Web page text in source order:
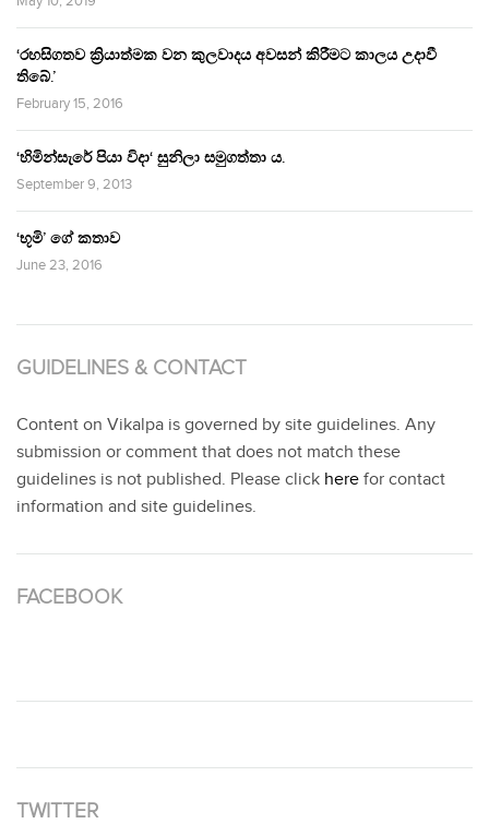
‘රහසිගතව ක්‍රියාත්මක වන කුලවාදය අවසන් කිරීමට කාලය උදාවී
තිබේ.’
February 15, 2016
‘හිමින්සැරේ පියා විදා‘ සුනිලා සමුගත්තා ය.
September 9, 2013
‘භූමි’ ගේ කතාව
June 23, 2016
GUIDELINES & CONTACT
Content on Vikalpa is governed by site guidelines. Any
submission or comment that does not match these
guidelines is not published. Please click here for contact
information and site guidelines.
FACEBOOK
TWITTER